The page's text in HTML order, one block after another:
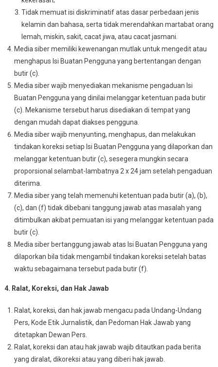
Tidak memuat isi diskriminatif atas dasar perbedaan jenis
kelamin dan bahasa, serta tidak merendahkan martabat orang
lemah, miskin, sakit, cacat jiwa, atau cacat jasmani.
Media siber memiliki kewenangan mutlak untuk mengedit atau
menghapus Isi Buatan Pengguna yang bertentangan dengan
butir (c).
Media siber wajib menyediakan mekanisme pengaduan Isi
Buatan Pengguna yang dinilai melanggar ketentuan pada butir
(c). Mekanisme tersebut harus disediakan di tempat yang
dengan mudah dapat diakses pengguna.
Media siber wajib menyunting, menghapus, dan melakukan
tindakan koreksi setiap Isi Buatan Pengguna yang dilaporkan dan
melanggar ketentuan butir (c), sesegera mungkin secara
proporsional selambat-lambatnya 2 x 24 jam setelah pengaduan
diterima.
Media siber yang telah memenuhi ketentuan pada butir (a), (b),
(c), dan (f) tidak dibebani tanggung jawab atas masalah yang
ditimbulkan akibat pemuatan isi yang melanggar ketentuan pada
butir (c).
Media siber bertanggung jawab atas Isi Buatan Pengguna yang
dilaporkan bila tidak mengambil tindakan koreksi setelah batas
waktu sebagaimana tersebut pada butir (f).
4. Ralat, Koreksi, dan Hak Jawab
Ralat, koreksi, dan hak jawab mengacu pada Undang-Undang
Pers, Kode Etik Jurnalistik, dan Pedoman Hak Jawab yang
ditetapkan Dewan Pers.
Ralat, koreksi dan atau hak jawab wajib ditautkan pada berita
yang diralat, dikoreksi atau yang diberi hak jawab.